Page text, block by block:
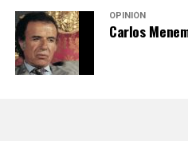
OPINIÓN
Carlos